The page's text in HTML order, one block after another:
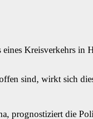
Kreisverkehrs in
sind, wirkt sich
prognostiziert die